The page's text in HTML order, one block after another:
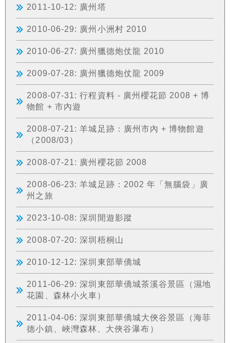
2011-10-12: 廣州塔
2010-06-29: 廣州小洲村 2010
2010-06-27: 廣州獵德炮仗龍 2010
2009-07-28: 廣州獵德炮仗龍 2009
2008-07-31: 行程資料 - 廣州櫻花節 2008 + 博
物館 + 市內遊
2008-07-21: 羊城足跡：廣州市內 + 博物館遊
（2008/03）
2008-07-21: 廣州櫻花節 2008
2008-06-23: 羊城足跡：2002 年「無腦袋」廣
州之旅
2023-10-08: 深圳閒遊影蹤
2008-07-20: 深圳梧桐山
2010-12-12: 深圳東部華僑城
2011-06-29: 深圳東部華僑城茶溪谷景區（濕地
花園、森林小火車）
2011-04-06: 深圳東部華僑城大俠谷景區（海菲
德小鎮、峽灣森林、大俠谷瀑布）